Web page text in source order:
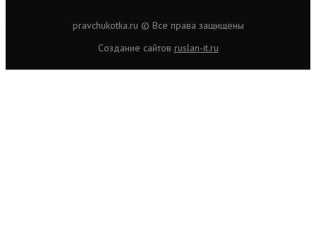
pravchukotka.ru © Все права защищены
Cоздание сайтов ruslan-it.ru